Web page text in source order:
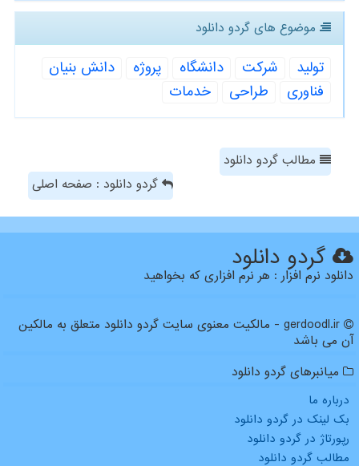
موضوع های گردو دانلود
تولید شركت دانشگاه پروژه
دانش بنیان
فناوری
طراحی خدمات
مطالب گردو دانلود
گردو دانلود : صفحه اصلی
گردو دانلود
دانلود نرم افزار : هر نرم افزاری که بخواهید
gerdoodl.ir - مالکیت معنوی سایت گردو دانلود متعلق به مالکین
آن می باشد
میانبرهای گردو دانلود
درباره ما
بک لینک در گردو دانلود
رپورتاژ در گردو دانلود
مطالب گردو دانلود